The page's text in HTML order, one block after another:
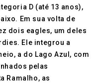
D (até 13 anos),
Em sua volta de
dois eagles, um deles
Ele integrou a
a do Lago Azul, com
pelas
Ramalho, as